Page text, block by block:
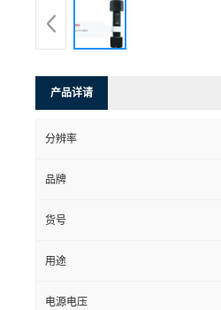
产品详请
分辨率
品牌
货号
用途
电源电压